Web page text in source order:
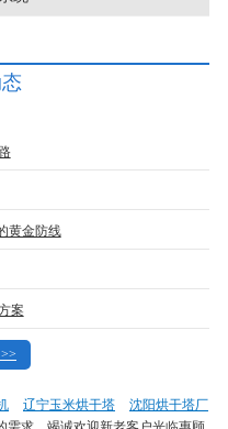
黄金防线
案
辽宁玉米烘干塔
沈阳烘干塔厂